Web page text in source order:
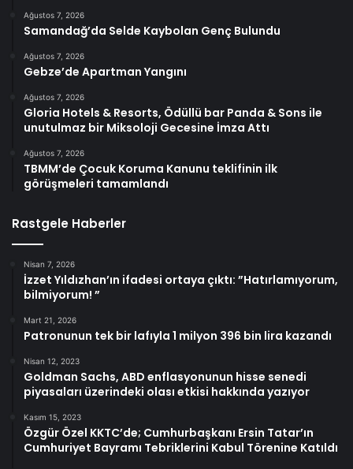
Ağustos 7, 2026
Samandağ’da Selde Kaybolan Genç Bulundu
Ağustos 7, 2026
Gebze’de Apartman Yangını
Ağustos 7, 2026
Gloria Hotels & Resorts, Ödüllü bar Panda & Sons ile
unutulmaz bir Miksoloji Gecesine İmza Attı
Ağustos 7, 2026
TBMM’de Çocuk Koruma Kanunu teklifinin ilk
görüşmeleri tamamlandı
Rastgele Haberler
Nisan 7, 2026
İzzet Yıldızhan’ın ifadesi ortaya çıktı: ”Hatırlamıyorum,
bilmiyorum! ”
Mart 21, 2026
Patronunun tek bir lafıyla 1 milyon 396 bin lira kazandı
Nisan 12, 2023
Goldman Sachs, ABD enflasyonunun hisse senedi
piyasaları üzerindeki olası etkisi hakkında yazıyor
Kasım 15, 2023
Özgür Özel KKTC’de; Cumhurbaşkanı Ersin Tatar’ın
Cumhuriyet Bayramı Tebriklerini Kabul Törenine Katıldı